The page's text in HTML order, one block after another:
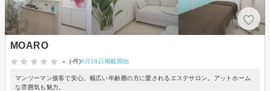
MOARO
-
(-件)6月19日掲載開始
マンツーマン接客で安心。幅広い年齢層の方に愛されるエステサロン。アットホーム
な雰囲気も魅力。